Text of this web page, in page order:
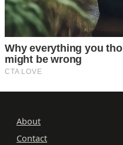
About
Contact